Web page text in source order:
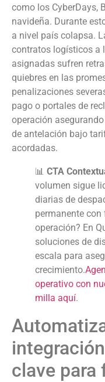
como los CyberDays,
navideña. Durante
a nivel país colapsa.
contratos logísticos a
asignadas sufren
quiebres en las
penalizaciones
pago o portales de
operación
de antelación bajo
acordadas.
📊 CTA
volumen sigue
diarias de
permanente
operación? En
soluciones de
escala para
crecimiento.
operativo con
milla aquí.
clave para